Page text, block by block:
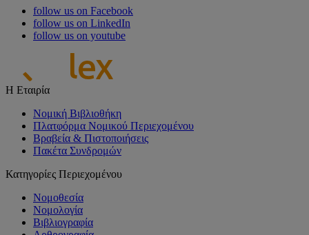
follow us on Facebook
follow us on LinkedIn
follow us on youtube
Η Εταιρία
Νομική Βιβλιοθήκη
Πλατφόρμα Νομικού Περιεχομένου
Βραβεία & Πιστοποιήσεις
Πακέτα Συνδρομών
Κατηγορίες Περιεχομένου
Νομοθεσία
Νομολογία
Βιβλιογραφία